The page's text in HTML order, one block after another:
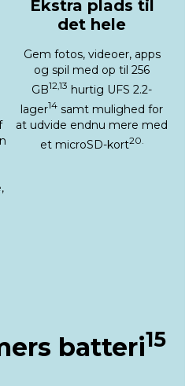
Ekstra plads til
det hele
Gem fotos, videoer, apps
og spil med op til 256
GB12,13 hurtig UFS 2.2-
lager14 samt mulighed for
at udvide endnu mere med
et microSD-kort20.
batteri15